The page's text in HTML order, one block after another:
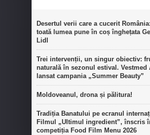
Desertul verii care a cucerit
toată lumea pune în coș înghețata
Lidl
Trei intervenții, un singur obiectiv:
naturală în sezonul estival. Vestmed
lansat campania „Summer Beauty”
Moldoveanul, drona și pălitura!
Tradiția Banatului pe ecranul
Filmul „Ultimul ingredient”, înscris
competiția Food Film Menu 2026